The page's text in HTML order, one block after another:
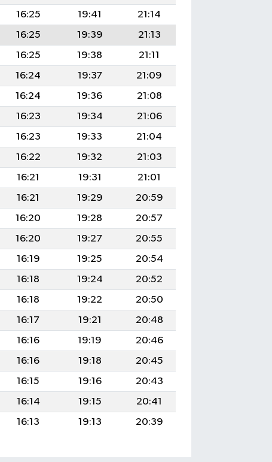
16:25 19:41
21:14
16:25 19:39
21:13
16:25 19:38
21:11
16:24 19:37
21:09
16:24 19:36
21:08
16:23 19:34
21:06
16:23 19:33
21:04
16:22 19:32
21:03
16:21 19:31
21:01
16:21 19:29
20:59
16:20 19:28
20:57
16:20 19:27
20:55
16:19 19:25
20:54
16:18 19:24
20:52
16:18 19:22
20:50
16:17 19:21
20:48
16:16 19:19
20:46
16:16 19:18
20:45
16:15 19:16
20:43
16:14 19:15
20:41
16:13 19:13 20:39